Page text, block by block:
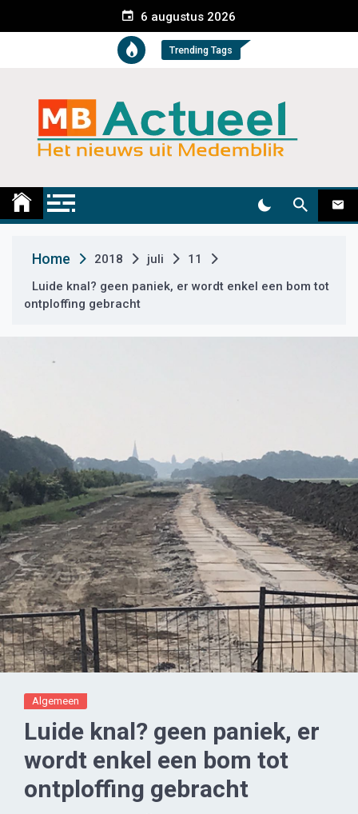
e
t
6 augustus 2026
Trending Tags
Medemblik Actueel
Home 2018 juli
11
Luide knal? geen paniek, er wordt enkel een bom tot
ontploffing gebracht
Algemeen
Luide knal? geen paniek, er
wordt enkel een bom tot
ontploffing gebracht